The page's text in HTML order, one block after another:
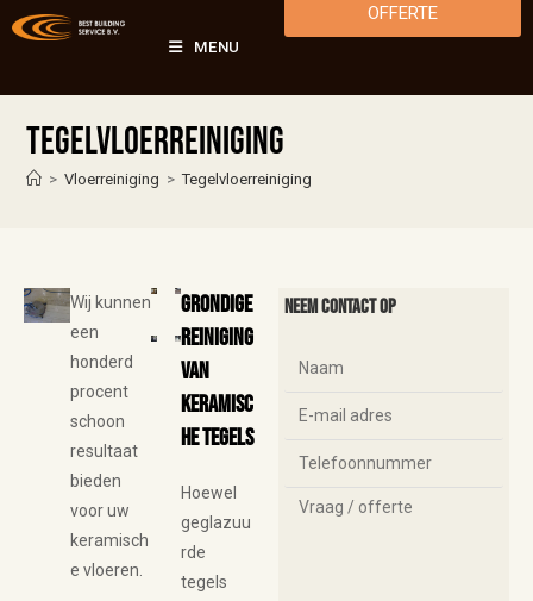
MENU
OFFERTE
Tegelvloerreiniging
> Vloerreiniging > Tegelvloerreiniging
Wij kunnen
een
honderd
procent
schoon
resultaat
bieden
voor uw
keramisch
e vloeren.
Grondige
reiniging
van
keramisc
he tegels
Hoewel
geglazuu
rde
tegels
Neem contact op